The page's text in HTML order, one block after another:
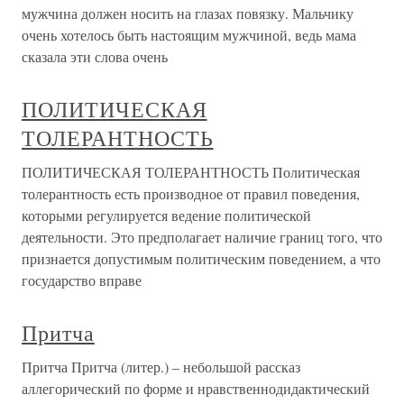
мужчина должен носить на глазах повязку. Мальчику
очень хотелось быть настоящим мужчиной, ведь мама
сказала эти слова очень
ПОЛИТИЧЕСКАЯ
ТОЛЕРАНТНОСТЬ
ПОЛИТИЧЕСКАЯ ТОЛЕРАНТНОСТЬ Политическая
толерантность есть производное от правил поведения,
которыми регулируется ведение политической
деятельности. Это предполагает наличие границ того, что
признается допустимым политическим поведением, а что
государство вправе
Притча
Притча Притча (литер.) – небольшой рассказ
аллегорический по форме и нравственнодидактический